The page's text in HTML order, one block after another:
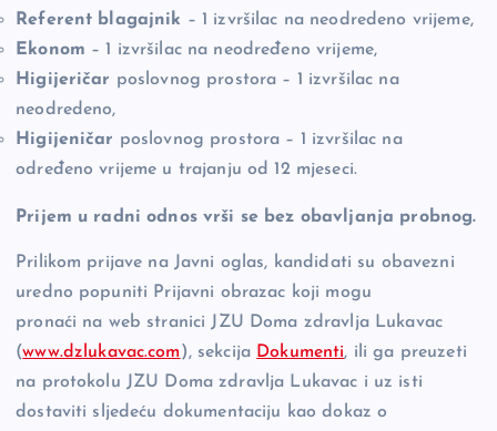
Referent blagajnik – 1 izvršilac na neodredeno vrijeme,
Ekonom – 1 izvršilac na neodređeno vrijeme,
Higijeričar poslovnog prostora – 1 izvršilac na
neodredeno,
Higijeničar poslovnog prostora – 1 izvršilac na
određeno vrijeme u trajanju od 12 mjeseci.
Prijem u radni odnos vrši se bez obavljanja probnog.
Prilikom prijave na Javni oglas, kandidati su obavezni
uredno popuniti Prijavni obrazac koji mogu
pronaći na web stranici JZU Doma zdravlja Lukavac
(www.dzlukavac.com ), sekcija Dokumenti, ili ga preuzeti
na protokolu JZU Doma zdravlja Lukavac i uz isti
dostaviti sljedeću dokumentaciju kao dokaz o